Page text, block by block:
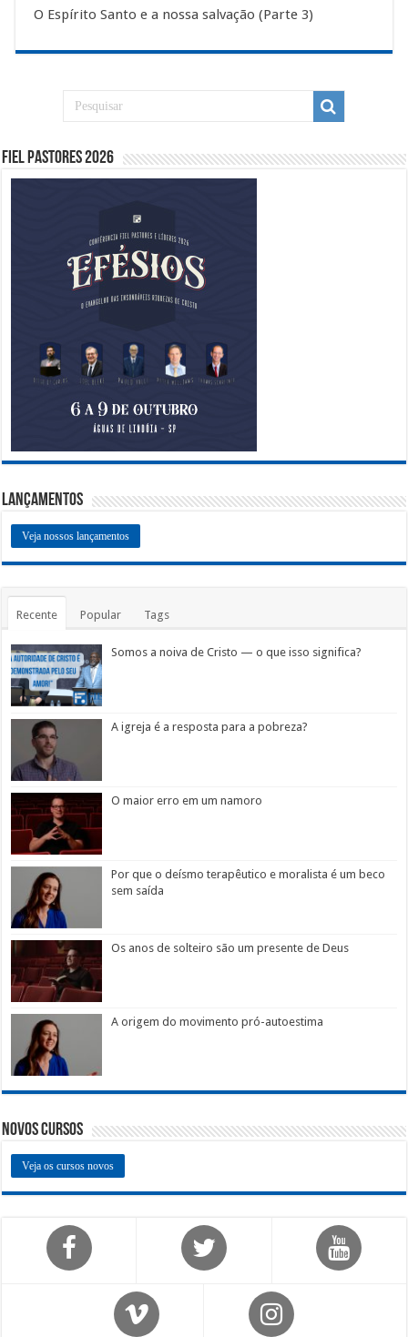
O Espírito Santo e a nossa salvação (Parte 3)
Fiel Pastores 2026
Lançamentos
Veja nossos lançamentos
Recente Popular Tags
Somos a noiva de Cristo — o que isso significa?
A igreja é a resposta para a pobreza?
O maior erro em um namoro
Por que o deísmo terapêutico e moralista é um beco
sem saída
Os anos de solteiro são um presente de Deus
A origem do movimento pró-autoestima
Novos Cursos
Veja os cursos novos